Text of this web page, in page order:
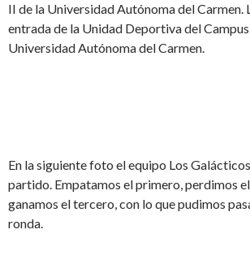
II de la Universidad Autónoma del Carmen.
entrada de la Unidad Deportiva del
Universidad Autónoma del Carmen.
En la siguiente foto el equipo Los
partido. Empatamos el primero, perdimos
ganamos el tercero, con lo que pudimos
ronda.